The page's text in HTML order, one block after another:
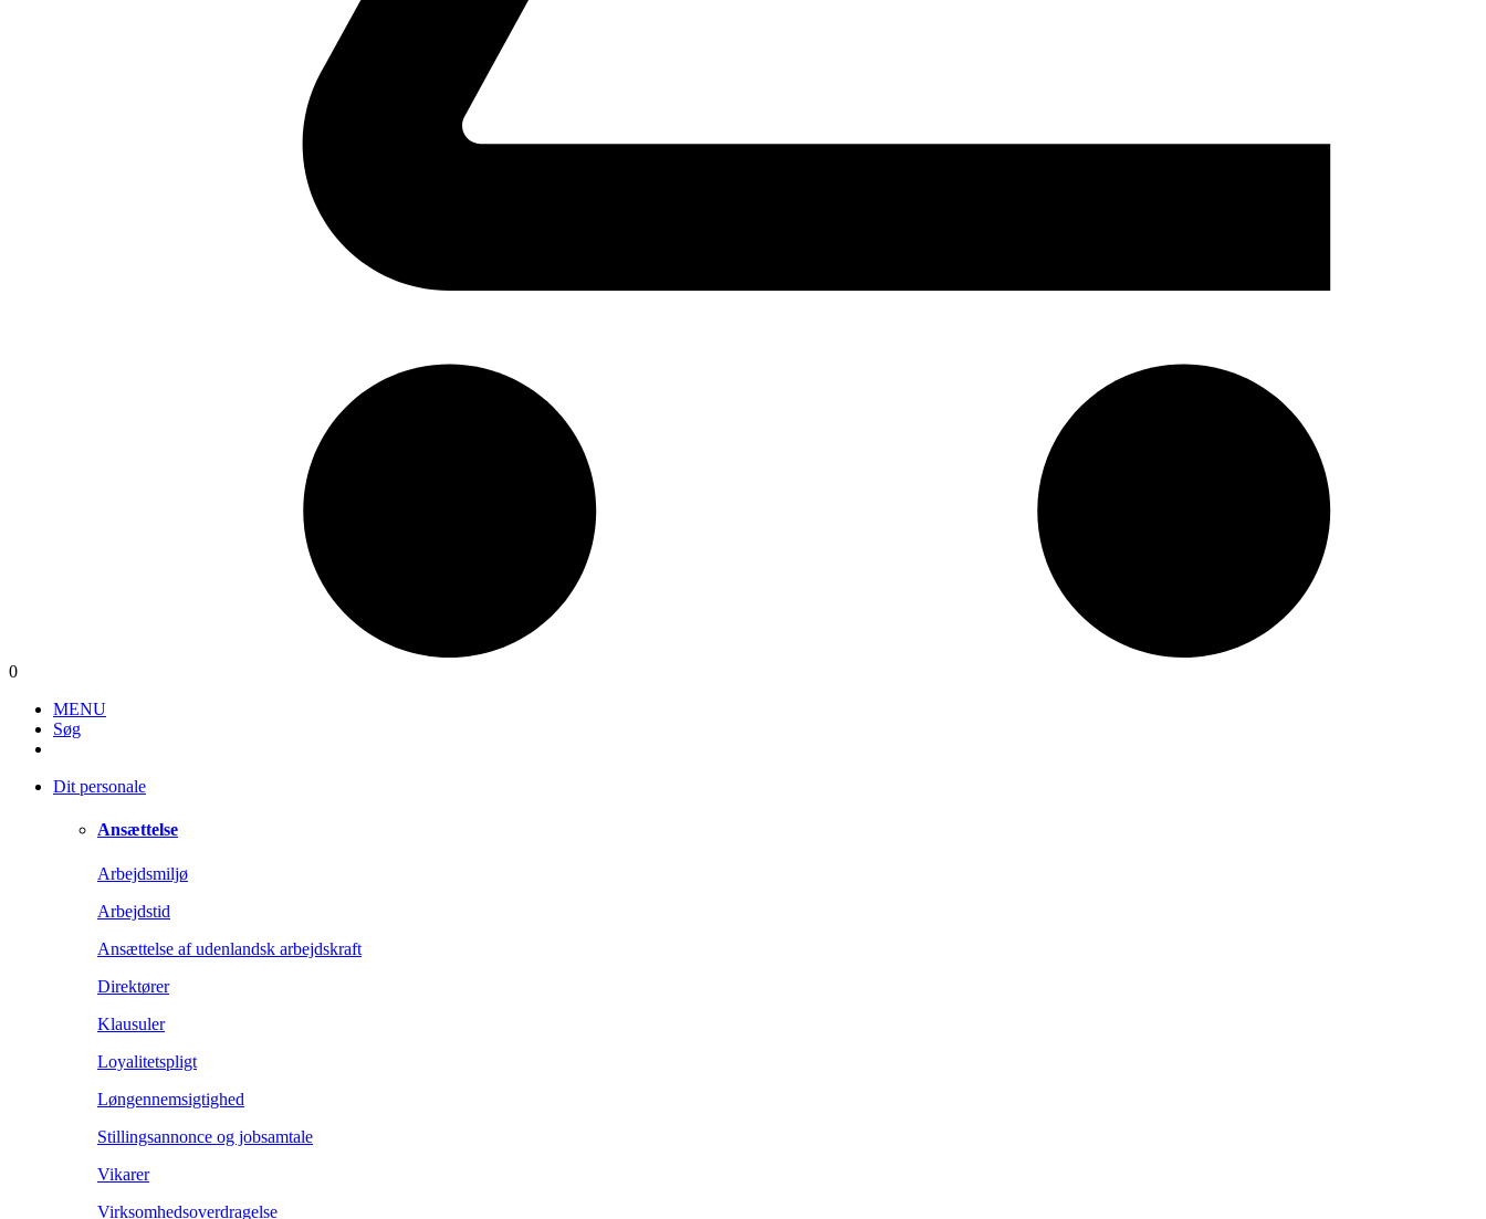
0
MENU
Søg
Dit personale
Ansættelse
Arbejdsmiljø
Arbejdstid
Ansættelse af udenlandsk arbejdskraft
Direktører
Klausuler
Loyalitetspligt
Løngennemsigtighed
Stillingsannonce og jobsamtale
Vikarer
Virksomhedsoverdragelse